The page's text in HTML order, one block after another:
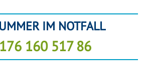
IM NOTFALL
160 517 86